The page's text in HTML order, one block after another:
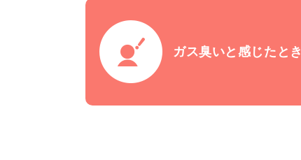
ガス臭いと 感じたとき